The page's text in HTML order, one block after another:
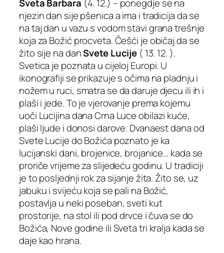
Sveta Barbara (4. 12.) – ponegdje se na
njezin dan sije pšenica a ima i tradicija da se
na taj dan u vazu s vodom stavi grana trešnje
koja za Božić procveta. Češći je običaj da se
žito sije na danSvete Lucije ( 13. 12. ).
Svetica je poznata u cijeloj Europi. U
ikonografiji se prikazuje s očima na pladnju i
nožem u ruci, smatra se da daruje djecu ili ih i
plaši i jede. To je vjerovanje prema kojemu
uoči Lucijina dana Crna Luce obilazi kuće,
plaši ljude i donosi darove. Dvanaest dana od
Svete Lucije do Božića poznato je ka
lucijanski dani, brojenice, brojanice… kada se
proriče vrijeme za slijedeću godinu. U tradiciji
je to posljednji rok za sijanje žita. Žito se, uz
jabuku i svijeću koja se pali na Božić,
postavlja u neki poseban, sveti kut
prostorije, na stol ili pod drvce i čuva se do
Božića, Nove godine ili Sveta tri kralja kada se
daje kao hrana.